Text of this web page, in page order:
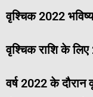
वृश्चिक2022
वृश्चिक राशि के लिए
वर्ष2022के दौरान